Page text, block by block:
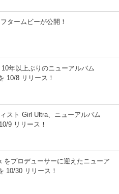
タームビーが公開！
年以上ぶりのニューアルバム
10/8 リリース！
スト Girl Ultra、ニューアルバム
9 リリース！
をプロデューサーに迎えたニューア
10/30 リリース！